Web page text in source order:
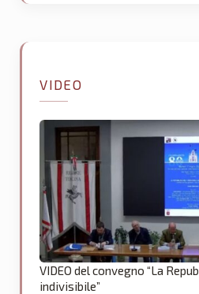
VIDEO
VIDEO del convegno “La
indivisibile”